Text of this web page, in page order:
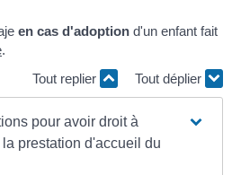
en cas d'adoption d'un enfant fait
.
Tout replier
Tout déplier
pour avoir droit à
prestation d'accueil du